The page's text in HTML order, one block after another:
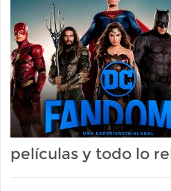
películas y todo lo